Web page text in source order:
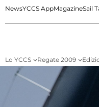
NewsYCCS AppMagazineSail
Lo YCCS Regate 2009